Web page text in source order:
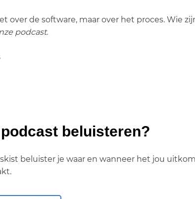
over de software, maar over het proces. Wie
podcast.
beluisteren?
beluister je waar en wanneer het jou